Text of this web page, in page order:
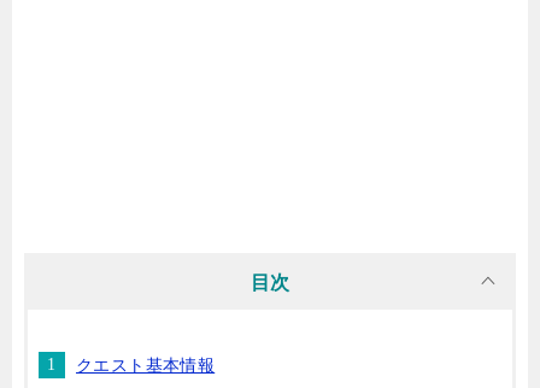
目次
クエスト基本情報